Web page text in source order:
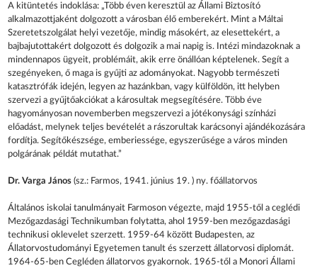
A kitüntetés indoklása: „Több éven keresztül az Állami Biztosító
alkalmazottjaként dolgozott a városban élő emberekért. Mint a Máltai
Szeretetszolgálat helyi vezetője, mindig másokért, az elesettekért, a
bajbajutottakért dolgozott és dolgozik a mai napig is. Intézi mindazoknak a
mindennapos ügyeit, problémáit, akik erre önállóan képtelenek. Segít a
szegényeken, ő maga is gyűjti az adományokat. Nagyobb természeti
katasztrófák idején, legyen az hazánkban, vagy külföldön, itt helyben
szervezi a gyűjtőakciókat a károsultak megsegítésére. Több éve
hagyományosan novemberben megszervezi a jótékonysági színházi
előadást, melynek teljes bevételét a rászorultak karácsonyi ajándékozására
fordítja. Segítőkészsége, emberiessége, egyszerűsége a város minden
polgárának példát mutathat.”
Dr. Varga János(sz.: Farmos, 1941. június 19. ) ny. főállatorvos
Általános iskolai tanulmányait Farmoson végezte, majd 1955-től a ceglédi
Mezőgazdasági Technikumban folytatta, ahol 1959-ben mezőgazdasági
technikusi oklevelet szerzett. 1959-64 között Budapesten, az
Állatorvostudományi Egyetemen tanult és szerzett állatorvosi diplomát.
1964-65-ben Cegléden állatorvos gyakornok. 1965-től a Monori Állami